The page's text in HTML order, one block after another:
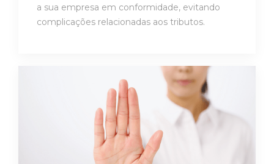
a sua empresa em conformidade, evitando
complicações relacionadas aos tributos.